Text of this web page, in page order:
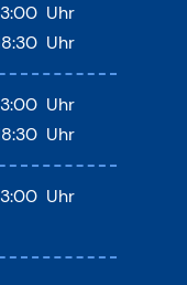
Uhr
Uhr
Uhr
Uhr
Uhr